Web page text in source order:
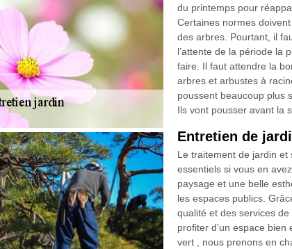
du printemps pour
Certaines normes
des arbres. Pourtant, il
l’attente de la période la
faire. Il faut attendre la
arbres et arbustes à
poussent beaucoup plus
Ils vont pousser avant la
Entretien de
Le traitement de jardin et
essentiels si vous en
paysage et une belle
les espaces publics.
qualité et des services
profiter d’un espace bien
vert , nous prenons en